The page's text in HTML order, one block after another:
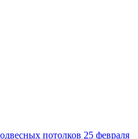
потолков 25 февраля